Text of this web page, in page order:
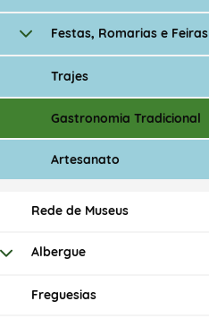
Festas, Romarias e Feiras
Trajes
Gastronomia Tradicional
Artesanato
Rede de Museus
Albergue
Freguesias